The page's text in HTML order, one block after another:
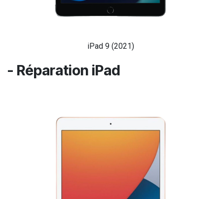
iPad 9 (2021)
- Réparation iPad